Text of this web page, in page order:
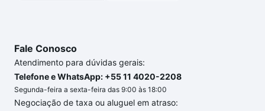
Fale Conosco
Atendimento para dúvidas gerais:
Telefone e WhatsApp: +55 11 4020-2208
Segunda-feira a sexta-feira das 9:00 às 18:00
Negociação de taxa ou aluguel em atraso: